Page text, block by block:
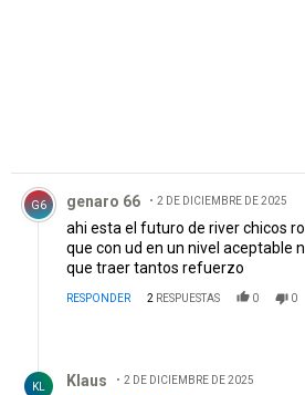
Comentario de genaro 66 .
G6 genaro 66 2 DE DICIEMBRE DE 2025
ahi esta el futuro de river chicos
que con ud en un nivel aceptable
que traer tantos refuerzo
RESPONDER 2 RESPUESTAS 0 0
KL Klaus
2 DE DICIEMBRE DE 2025